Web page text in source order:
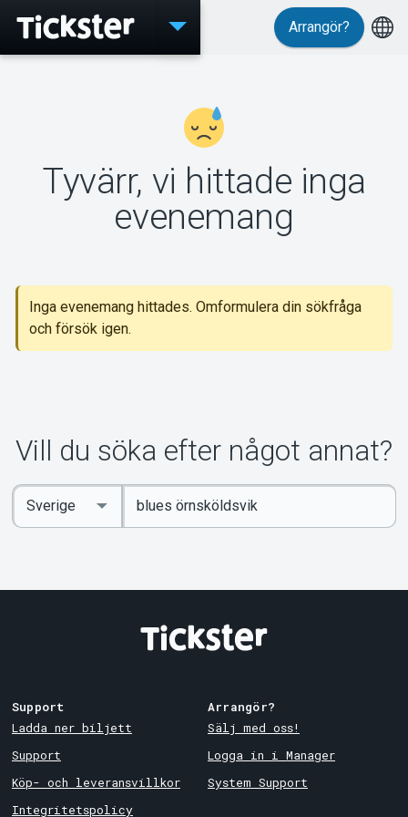
Evenemang
MyTickster
Support
Arrangör?
Tyvärr, vi hittade inga
evenemang
Inga evenemang hittades. Omformulera din sökfråga
och försök igen.
Vill du söka efter något annat?
Ange
sökord
Select
Country
Support
Ladda ner biljett
Support
Köp- och leveransvillkor
Integritetspolicy
Arrangör?
Sälj med oss!
Logga in i Manager
System Support